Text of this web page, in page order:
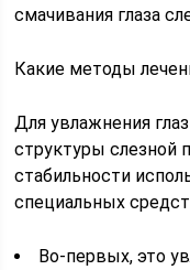
смачивания глаза
Какие методы
Для увлажнения
структуры слезной
стабильности
специальных
Во-первых, это